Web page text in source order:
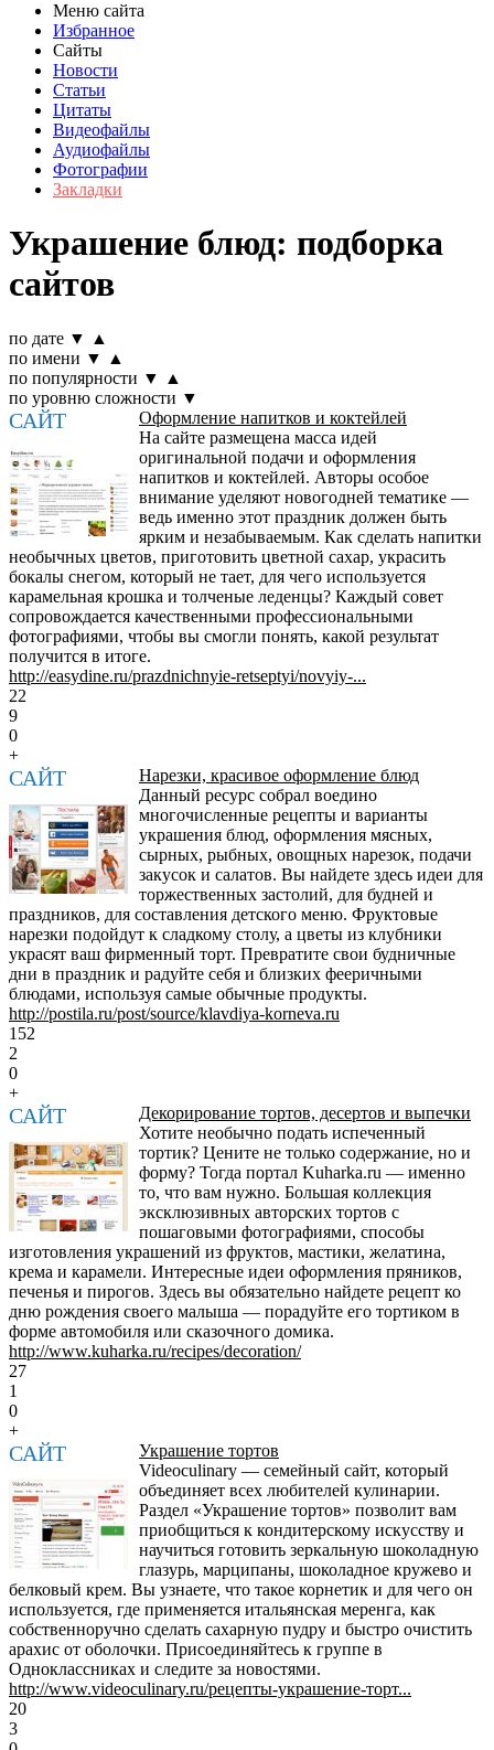
Меню сайта
Избранное
Сайты
Новости
Статьи
Цитаты
Видеофайлы
Аудиофайлы
Фотографии
Закладки
Украшение блюд: подборка
сайтов
по дате ▼
▲
по имени ▼
▲
по популярности ▼
▲
по уровню сложности ▼
САЙТ
Оформление напитков и коктейлей
На сайте размещена масса идей
оригинальной подачи и оформления
напитков и коктейлей. Авторы особое
внимание уделяют новогодней тематике —
ведь именно этот праздник должен быть
ярким и незабываемым. Как сделать напитки
необычных цветов, приготовить цветной сахар, украсить
бокалы снегом, который не тает, для чего используется
карамельная крошка и толченые леденцы? Каждый совет
сопровождается качественными профессиональными
фотографиями, чтобы вы смогли понять, какой результат
получится в итоге.
http://easydine.ru/prazdnichnyie-retseptyi/novyiy-...
22
9
0
+
САЙТ
Нарезки, красивое оформление блюд
Данный ресурс собрал воедино
многочисленные рецепты и варианты
украшения блюд, оформления мясных,
сырных, рыбных, овощных нарезок, подачи
закусок и салатов. Вы найдете здесь идеи для
торжественных застолий, для будней и
праздников, для составления детского меню. Фруктовые
нарезки подойдут к сладкому столу, а цветы из клубники
украсят ваш фирменный торт. Превратите свои будничные
дни в праздник и радуйте себя и близких фееричными
блюдами, используя самые обычные продукты.
http://postila.ru/post/source/klavdiya-korneva.ru
152
2
0
+
САЙТ
Декорирование тортов, десертов и выпечки
Хотите необычно подать испеченный
тортик? Цените не только содержание, но и
форму? Тогда портал Kuharka.ru — именно
то, что вам нужно. Большая коллекция
эксклюзивных авторских тортов с
пошаговыми фотографиями, способы
изготовления украшений из фруктов, мастики, желатина,
крема и карамели. Интересные идеи оформления пряников,
печенья и пирогов. Здесь вы обязательно найдете рецепт ко
дню рождения своего малыша — порадуйте его тортиком в
форме автомобиля или сказочного домика.
http://www.kuharka.ru/recipes/decoration/
27
1
0
+
САЙТ
Украшение тортов
Videoculinary — семейный сайт, который
объединяет всех любителей кулинарии.
Раздел «Украшение тортов» позволит вам
приобщиться к кондитерскому искусству и
научиться готовить зеркальную шоколадную
глазурь, марципаны, шоколадное кружево и
белковый крем. Вы узнаете, что такое корнетик и для чего он
используется, где применяется итальянская меренга, как
собственноручно сделать сахарную пудру и быстро очистить
арахис от оболочки. Присоединяйтесь к группе в
Одноклассниках и следите за новостями.
http://www.videoculinary.ru/рецепты-украшение-торт...
20
3